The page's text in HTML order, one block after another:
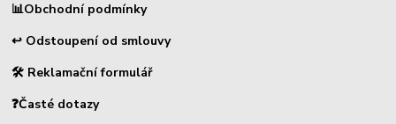
📊Obchodní podmínky
↩ Odstoupení od smlouvy
🛠 Reklamační formulář
❓Časté dotazy